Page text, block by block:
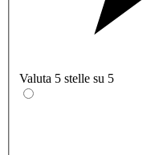
Valuta 5 stelle su 5